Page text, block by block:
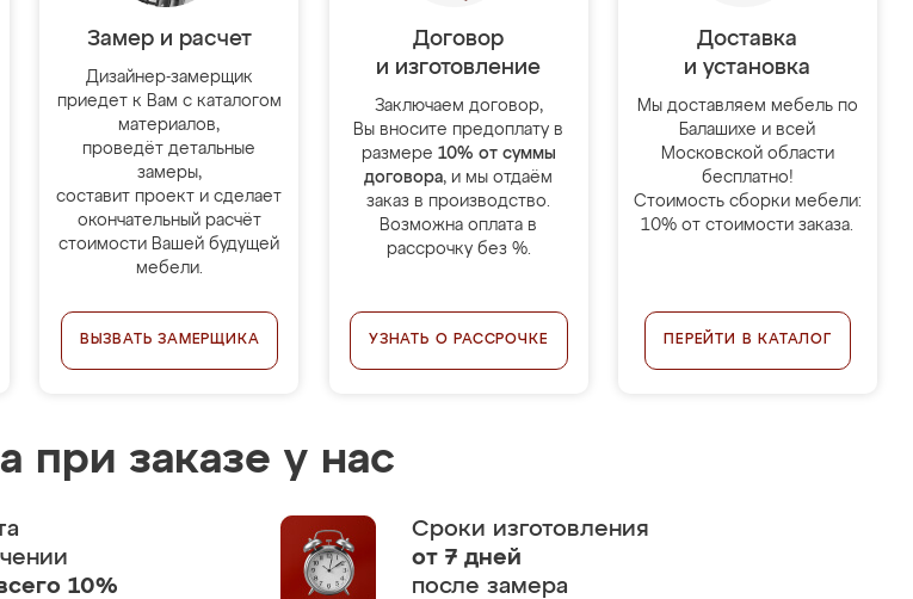
Замер и расчет
Дизайнер-замерщик
приедет к Вам с каталогом
материалов,
проведёт детальные
замеры,
составит проект и сделает
окончательный расчёт
стоимости Вашей будущей
мебели.
ВЫЗВАТЬ ЗАМЕРЩИКА
Договор
и изготовление
Заключаем договор,
Вы вносите предоплату в
размере 10% от суммы
договора, и мы отдаём
заказ в производство.
Возможна оплата в
рассрочку без %.
УЗНАТЬ О РАССРОЧКЕ
Доставка
и установка
Мы доставляем мебель по
Балашихе и всей
Московской области
бесплатно!
Стоимость сборки мебели:
10% от стоимости заказа.
ПЕРЕЙТИ В КАТАЛОГ
при заказе у нас
10%
Сроки изготовления
от 7 дней
после замера